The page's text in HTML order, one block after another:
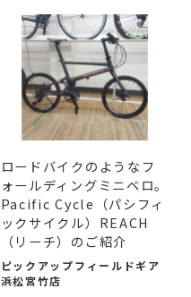
ロードバイクのようなフ
ォールディングミニベロ。
Pacific Cycle（パシフィ
ックサイクル）REACH
（リーチ）のご紹介
ピックアップフィールドギア
浜松宮竹店